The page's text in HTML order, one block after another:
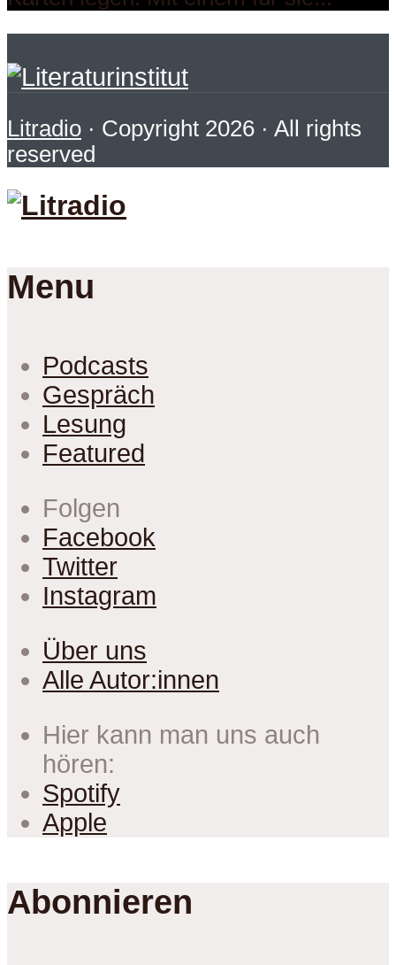
Litradio · Copyright 2026 · All rights
reserved
Menu
Podcasts
Gespräch
Lesung
Featured
Folgen
Facebook
Twitter
Instagram
Über uns
Alle Autor:innen
Hier kann man uns auch
hören:
Spotify
Apple
Abonnieren